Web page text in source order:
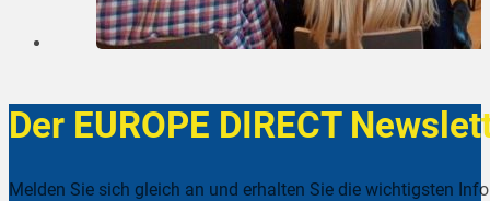
Der EUROPE DIRECT
Melden Sie sich gleich an und erhalten Sie die wichtigsten